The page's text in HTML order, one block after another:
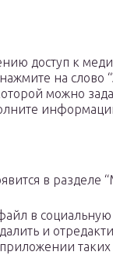
доступ к
на слово
можно
в разделе
в социальную
и